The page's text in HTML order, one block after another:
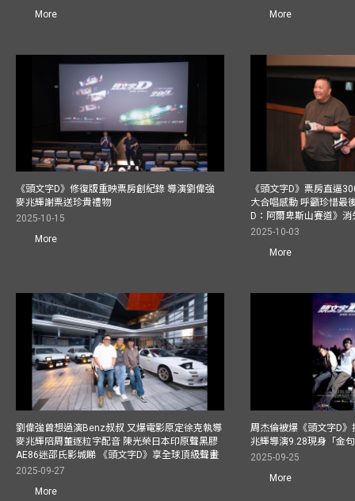
More
More
《頭文字D》修復版重映票房創紀錄 導演劉偉強
麥兆輝謝票送珍貴禮物
2025-10-15
More
《頭文字D》票房直逼
大合唱感動 呼籲珍惜最
D：阿爾卑斯山賽道》消
2025-10-03
More
劉偉強曾想過演Benz叔叔 又爆電影原定徐克執導
麥兆輝陪周董逐粒字配音 陳光榮日本印原聲黑膠
AE86迷邵氏影城睇 《頭文字D》享全球頂級聲畫
2025-09-27
More
周杰倫被爆《頭文字D
兆輝導演9.28現身「金
2025-09-25
More